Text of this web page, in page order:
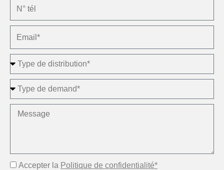
Accepter la Politique de confidentialité*